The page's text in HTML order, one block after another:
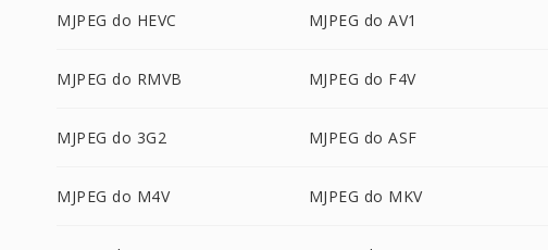
MJPEG do HEVC MJPEG do AV1
MJPEG do RMVB MJPEG do F4V
MJPEG do 3G2 MJPEG do ASF
MJPEG do M4V MJPEG do MKV